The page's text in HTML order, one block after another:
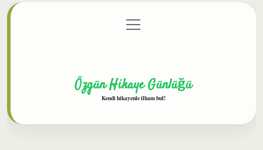
Gizlilik Politikası
menüyü
aç
Özgün Hikaye Günlüğü
Kendi hikayenle ilham bul!